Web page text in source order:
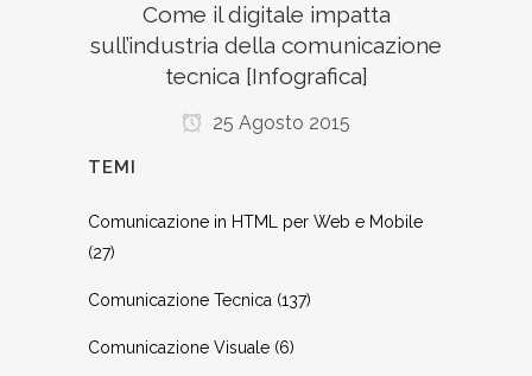
Come il digitale impatta
sull’industria della comunicazione
tecnica [Infografica]
25 Agosto 2015
TEMI
Comunicazione in HTML per Web e Mobile
(27)
Comunicazione Tecnica (137)
Comunicazione Visuale (6)